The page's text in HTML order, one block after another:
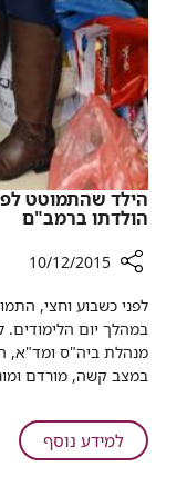
הילד שהתמוטט
הולדתו ברמב"ם
שיתוף
הילד
שהתמוטט
לפני
וחצי,
חגג
10/12/2015
לפני כשבוע וחצי,
במהלך יום הלימודים.
מנהלת ביה"ס ומד"א,
במצב קשה, מורדם
למידע נוסףעל
הילד